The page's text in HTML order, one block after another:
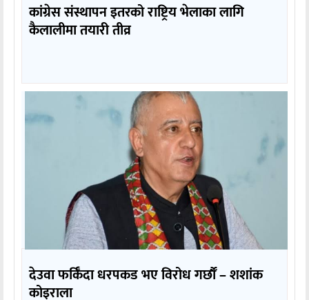
कांग्रेस संस्थापन इतरको राष्ट्रिय भेलाका लागि
कैलालीमा तयारी तीव्र
देउवा फर्किँदा धरपकड भए विरोध गर्छौँं – शशांक
कोइराला